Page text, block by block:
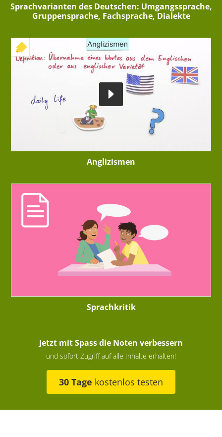
Sprachvarianten des Deutschen: Umgangssprache,
Gruppensprache, Fachsprache, Dialekte
+ INTERAKTIVE ÜBUNG
Anglizismen
Sprachkritik
Jetzt mit Spass die Noten verbessern
und sofort Zugriff auf alle Inhalte erhalten!
30 Tage kostenlos testen